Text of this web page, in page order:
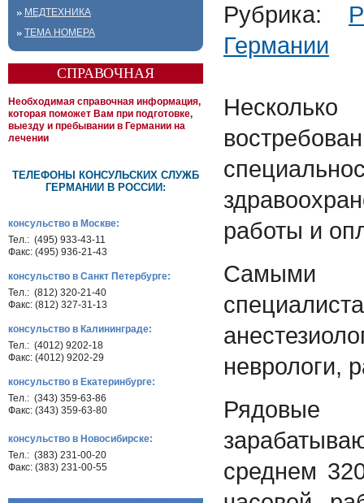
МЕДТЕХНИКА
ТЕМА НОМЕРА
СПРАВОЧНАЯ
Необходимая справочная информация,
которая поможет Вам при подготовке,
выезду и пребывании в Германии на
лечении
ТЕЛЕФОНЫ КОНСУЛЬСКИХ СЛУЖБ
ГЕРМАНИИ В РОССИИ:
консульство в Москве:
Тел.: (495) 933-43-11
Факс: (495) 936-21-43
консульство в Санкт Петербурге:
Тел.: (812) 320-21-40
Факс: (812) 327-31-13
консульство в Калининграде:
Тел.: (4012) 9202-18
Факс: (4012) 9202-29
консульство в Екатеринбурге:
Тел.: (343) 359-63-86
Факс: (343) 359-63-80
консульство в Новосибирске:
Тел.: (383) 231-00-20
Факс: (383) 231-00-55
Рубрика:
Германии
работы и
Самыми
неврологи,
Рядовые
среднем